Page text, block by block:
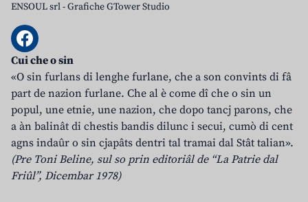
ENSOUL srl-Grafiche GTower Studio
Cui che o sin
«O sin furlans di lenghe furlane, che a son convints di fâ
part de nazion furlane. Che al è come dî che o sin un
popul, une etnie, une nazion, che dopo tancj parons, che
a àn balinât di chestis bandis dilunc i secui, cumò di cent
agns indaûr o sin cjapâts dentri tal tramai dal Stât talian».
(Pre Toni Beline, sul so prin editoriâl de “La Patrie dal
Friûl”, Dicembar 1978)